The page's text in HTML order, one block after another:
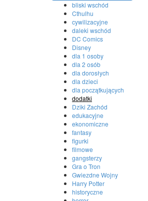
bliski wschód
Cthulhu
cywilizacyjne
daleki wschód
DC Comics
Disney
dla 1 osoby
dla 2 osób
dla dorosłych
dla dzieci
dla początkujących
dodatki
Dziki Zachód
edukacyjne
ekonomiczne
fantasy
figurki
filmowe
gangsterzy
Gra o Tron
Gwiezdne Wojny
Harry Potter
historyczne